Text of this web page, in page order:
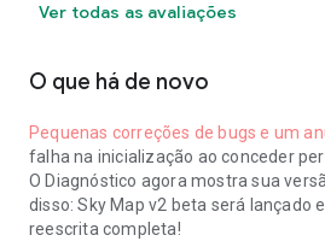
Ver todas as avaliações
O que há de novo
Pequenas correções de bugs e um
falha na inicialização ao conceder
O Diagnóstico agora mostra sua
disso: Sky Map v2 beta será lançado
reescrita completa!